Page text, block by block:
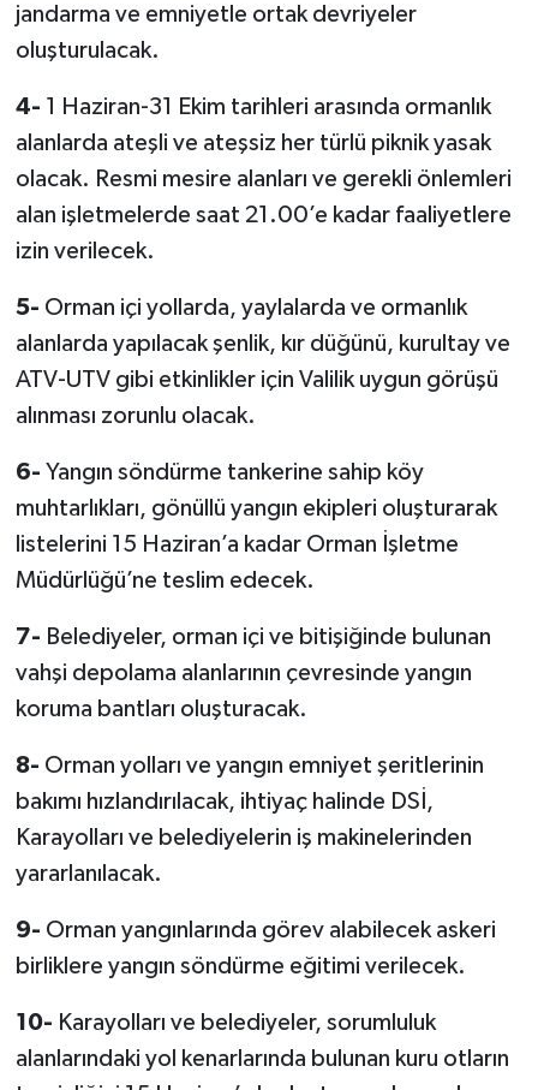
jandarma ve emniyetle ortak devriyeler
oluşturulacak.
4- 1 Haziran-31 Ekim tarihleri arasında ormanlık
alanlarda ateşli ve ateşsiz her türlü piknik yasak
olacak. Resmi mesire alanları ve gerekli önlemleri
alan işletmelerde saat 21.00’e kadar faaliyetlere
izin verilecek.
5- Orman içi yollarda, yaylalarda ve ormanlık
alanlarda yapılacak şenlik, kır düğünü, kurultay ve
ATV-UTV gibi etkinlikler için Valilik uygun görüşü
alınması zorunlu olacak.
6- Yangın söndürme tankerine sahip köy
muhtarlıkları, gönüllü yangın ekipleri oluşturarak
listelerini 15 Haziran’a kadar Orman İşletme
Müdürlüğü’ne teslim edecek.
7- Belediyeler, orman içi ve bitişiğinde bulunan
vahşi depolama alanlarının çevresinde yangın
koruma bantları oluşturacak.
8- Orman yolları ve yangın emniyet şeritlerinin
bakımı hızlandırılacak, ihtiyaç halinde DSİ,
Karayolları ve belediyelerin iş makinelerinden
yararlanılacak.
9- Orman yangınlarında görev alabilecek askeri
birliklere yangın söndürme eğitimi verilecek.
10- Karayolları ve belediyeler, sorumluluk
alanlarındaki yol kenarlarında bulunan kuru otların